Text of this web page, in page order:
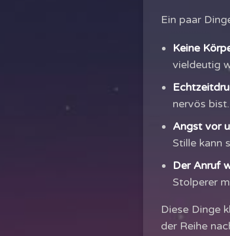
Ein paar
Keine
vieldeutig
nervös bist.
Angst vor
Stille kann
Der Anruf
Stolperer
Diese Dinge
der Reihe